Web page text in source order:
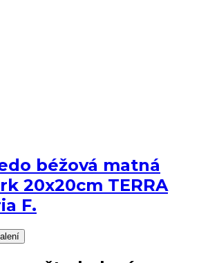
béžová matná
20x20cm TERRA
F.